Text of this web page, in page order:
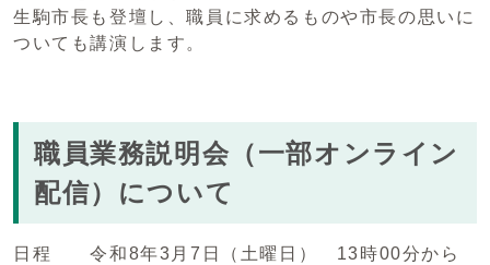
生駒市長も登壇し、職員に求めるものや市長の思いに
ついても講演します。
職員業務説明会（一部オンライン
配信）について
日程 令和8年3月7日（土曜日） 13時00分から